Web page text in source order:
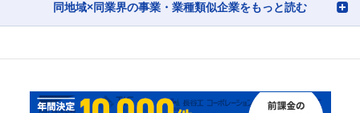
同地域×同業界の事業・業種類似企業をもっと読む